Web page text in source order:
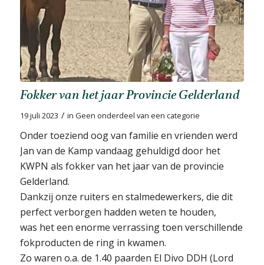
Fokker van het jaar Provincie Gelderland
19 juli 2023 / in Geen onderdeel van een categorie
Onder toeziend oog van familie en vrienden werd
Jan van de Kamp vandaag gehuldigd door het
KWPN als fokker van het jaar van de provincie
Gelderland.
Dankzij onze ruiters en stalmedewerkers, die dit
perfect verborgen hadden weten te houden,
was het een enorme verrassing toen verschillende
fokproducten de ring in kwamen.
Zo waren o.a. de 1.40 paarden El Divo DDH (Lord